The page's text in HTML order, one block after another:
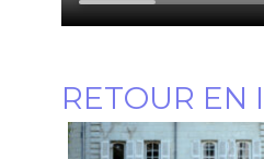
RETOUR EN